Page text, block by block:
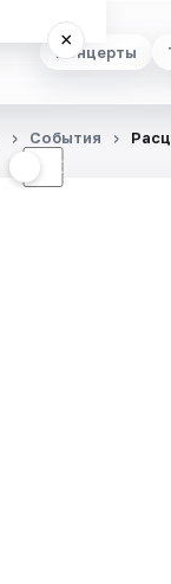
Концерты
×
☾
События